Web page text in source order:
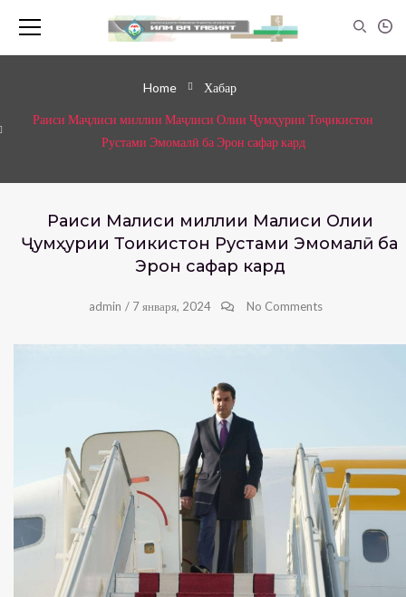
Home Хабар
Раиси Маҷлиси миллии Маҷлиси Олии Ҷумҳурии Тоҷикистон
Рустами Эмомалӣ ба Эрон сафар кард
Раиси Маҷлиси миллии Маҷлиси Олии
Ҷумҳурии Тоҷикистон Рустами Эмомалӣ ба
Эрон сафар кард
admin / 7 января, 2024 No Comments